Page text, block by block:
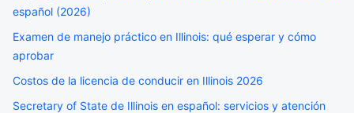
español (2026)
Examen de manejo práctico en Illinois: qué esperar y cómo
aprobar
Costos de la licencia de conducir en Illinois 2026
Secretary of State de Illinois en español: servicios y atención